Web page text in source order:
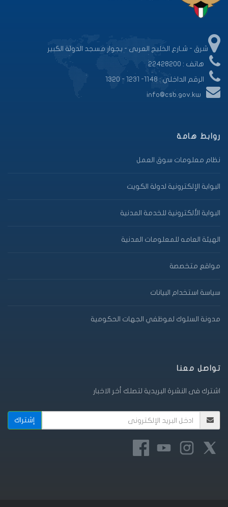
شرق - شـارع الخليج العربى - بجوار مسجد الدولة الكبير
هاتف : 22428200
الرقم الداخلي : 1148- 1231 - 1320
info@csb.gov.kw
روابط هامة
نظام معلومات سوق العمل
البوابة الإلكترونية لدولة الكويت
البوابة الألكترونية للخدمة المدنية
الهيئة العامه للمعلومات المدنية
مواقع متخصصة
سياسة استخدام البيانات
مدونة السلوك لموظفي الجهات الحكومية
تواصل معنا
اشترك فى النشرة البريدية لتصلك أخر الاخبار